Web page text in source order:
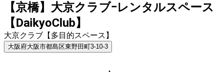
【京橋】大京クラブｰレンタルスペース
【DaikyoClub】
大京クラブ【多目的スペース】
大阪府大阪市都島区東野田町3-10-3